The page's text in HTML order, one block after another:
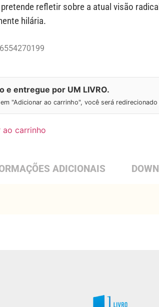
refletir sobre a atual visão
hilária.
e entregue por UM LIVRO.
"Adicionar ao carrinho", você será redirecionado
ao carrinho
ADICIONAIS